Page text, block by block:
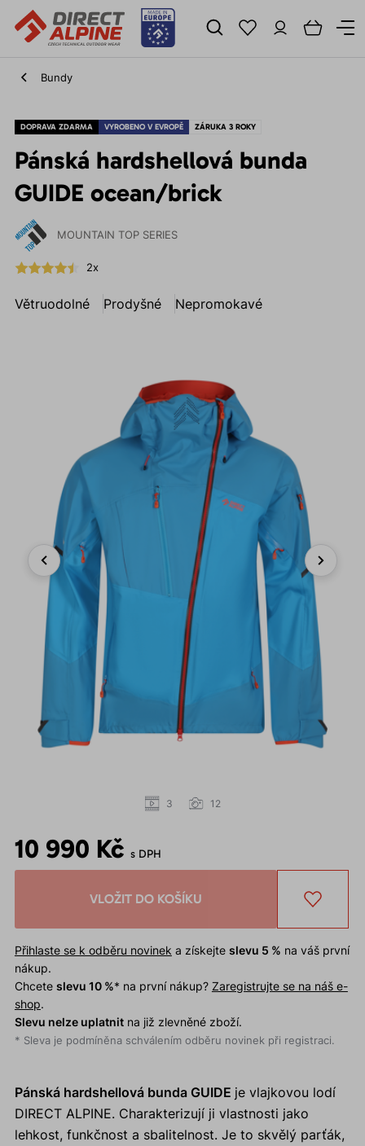
Bundy
DOPRAVA ZDARMA VYROBENO V EVROPĚ ZÁRUKA 3 ROKY
Pánská hardshellová bunda
GUIDE ocean/brick
MOUNTAIN TOP SERIES
2x
Větruodolné Prodyšné Nepromokavé
Previous Next
3 12
10 990 Kč s DPH
VLOŽIT DO KOŠÍKU
Přihlaste se k odběru novinek a získejte slevu 5 % na váš první
nákup.
Chcete slevu 10 %* na první nákup? Zaregistrujte se na náš e-
shop.
Slevu nelze uplatnitna již zlevněné zboží.
* Sleva je podmíněna schválením odběru novinek při registraci.
Pánská hardshellová bunda GUIDE je vlajkovou lodí
DIRECT ALPINE. Charakterizují ji vlastnosti jako
lehkost, funkčnost a sbalitelnost. Je to skvělý parťák,